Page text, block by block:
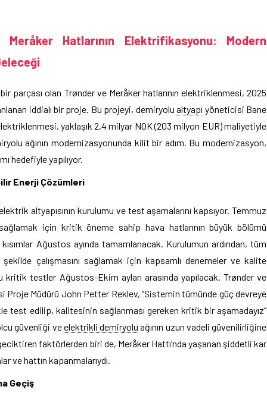
Hatlarının Elektrifikasyonu: Modern
parçası olan Trønder ve Meråker hatlarının elektriklenmesi, 2025
iddialı bir proje. Bu projeyi, demiryolualtyapı yöneticisi Bane
yaklaşık 2,4 milyar NOK (203 milyon EUR) maliyetiyle
ağının modernizasyonunda kilit bir adım. Bu modernizasyon,
hedefiyle yapılıyor.
Enerji Çözümleri
altyapısının kurulumu ve test aşamalarını kapsıyor. Temmuz
için kritik öneme sahip hava hatlarının büyük bölümü
Ağustos ayında tamamlanacak. Kurulumun ardından, tüm
çalışmasını sağlamak için kapsamlı denemeler ve kalite
testler Ağustos-Ekim ayları arasında yapılacak. Trønder ve
Proje Müdürü John Petter Reklev, “Sistemin tümünde güç devreye
test edilip, kalitesinin sağlanması gereken kritik bir aşamadayız”
güvenliği veelektrikli demiryolu ağının uzun vadeli güvenilirliğine
faktörlerden biri de, Meråker Hattı’nda yaşanan şiddetli kar
ve hattın kapanmalarıydı.
Geçiş